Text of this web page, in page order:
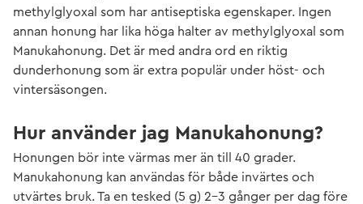
methylglyoxal som har antiseptiska egenskaper. Ingen
annan honung har lika höga halter av methylglyoxal som
Manukahonung. Det är med andra ord en riktig
dunderhonung som är extra populär under höst- och
vintersäsongen.
Hur använder jag Manukahonung?
Honungen bör inte värmas mer än till 40 grader.
Manukahonung kan användas för både invärtes och
utvärtes bruk. Ta en tesked (5 g) 2–3 gånger per dag före